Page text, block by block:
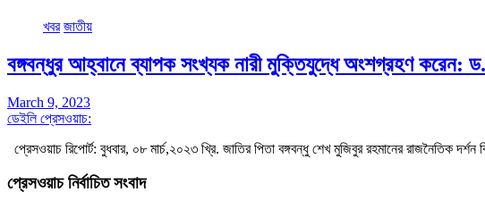
খবর জাতীয়
বঙ্গবন্ধুর আহ্বানে ব্যাপক সংখ্যক নারী মুক্তিযুদ্ধে অংশগ্রহণ করেন:
March 9, 2023
ডেইলি প্রেসওয়াচ:
প্রেসওয়াচ রিপোর্ট: বুধবার, ০৮ মার্চ,২০২৩ খ্রি. জাতির পিতা বঙ্গবন্ধু শেখ মুজিবুর রহমানের রাজনৈতিক
প্রেসওয়াচ নির্বাচিত সংবাদ